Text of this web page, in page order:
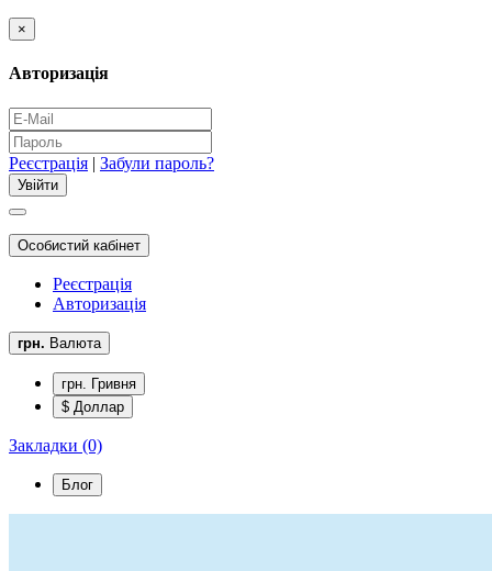
×
Авторизація
Реєстрація | Забули пароль?
Особистий кабінет
Реєстрація
Авторизація
грн. Валюта
грн. Гривня
$ Доллар
Закладки (0)
Блог